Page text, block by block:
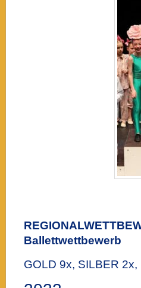
Ballettwettbewerb
GOLD 9x, SILBER